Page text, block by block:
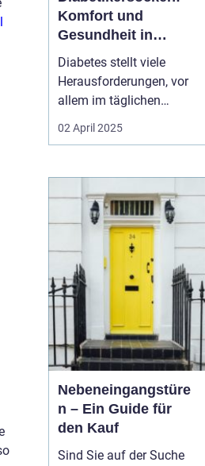
Komfort und
Gesundheit in
Einem
Diabetes stellt viele
Herausforderungen, vor
allem im täglichen
Leben. Eine davon ist die
richtige Pflege der Füße,
durchblutete
Fußbereiche sind
anfällig für
Verletzungen.
Diabetikersocken sind
speziell ...
02 April 2025
Nebeneingangstüre
n – Ein Guide für
den Kauf
Sind Sie auf der Suche